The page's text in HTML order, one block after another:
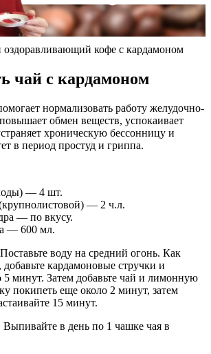
кофе с кардамоном
чай с кардамоном
нормализовать работу желудочно-
обмен веществ, успокаивает
хроническую бессонницу и
в период простуд и гриппа.
— 4 шт.
— 2 ч.л.
— по вкусу.
— 600 мл.
воду на средний огонь. Как
добавьте кардамоновые стручки и
5 минут. Затем добавьте чай и лимонную
покипеть еще около 2 минут, затем
15 минут.
Выпивайте в день по 1 чашке чая в